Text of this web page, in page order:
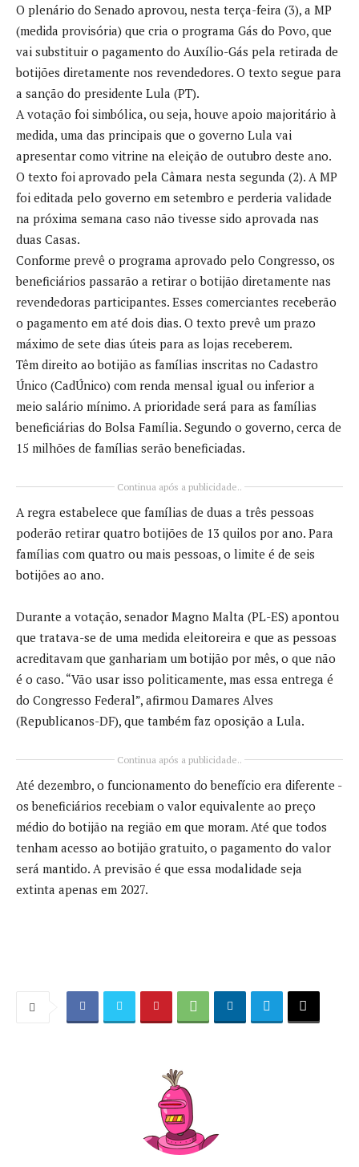
O plenário do Senado aprovou, nesta terça-feira (3), a MP
(medida provisória) que cria o programa Gás do Povo, que
vai substituir o pagamento do Auxílio-Gás pela retirada de
botijões diretamente nos revendedores. O texto segue para
a sanção do presidente Lula (PT).
A votação foi simbólica, ou seja, houve apoio majoritário à
medida, uma das principais que o governo Lula vai
apresentar como vitrine na eleição de outubro deste ano.
O texto foi aprovado pela Câmara nesta segunda (2). A MP
foi editada pelo governo em setembro e perderia validade
na próxima semana caso não tivesse sido aprovada nas
duas Casas.
Conforme prevê o programa aprovado pelo Congresso, os
beneficiários passarão a retirar o botijão diretamente nas
revendedoras participantes. Esses comerciantes receberão
o pagamento em até dois dias. O texto prevê um prazo
máximo de sete dias úteis para as lojas receberem.
Têm direito ao botijão as famílias inscritas no Cadastro
Único (CadÚnico) com renda mensal igual ou inferior a
meio salário mínimo. A prioridade será para as famílias
beneficiárias do Bolsa Família. Segundo o governo, cerca de
15 milhões de famílias serão beneficiadas.
Continua após a publicidade..
A regra estabelece que famílias de duas a três pessoas
poderão retirar quatro botijões de 13 quilos por ano. Para
famílias com quatro ou mais pessoas, o limite é de seis
botijões ao ano.
Durante a votação, senador Magno Malta (PL-ES) apontou
que tratava-se de uma medida eleitoreira e que as pessoas
acreditavam que ganhariam um botijão por mês, o que não
é o caso. “Vão usar isso politicamente, mas essa entrega é
do Congresso Federal”, afirmou Damares Alves
(Republicanos-DF), que também faz oposição a Lula.
Continua após a publicidade..
Até dezembro, o funcionamento do benefício era diferente -
os beneficiários recebiam o valor equivalente ao preço
médio do botijão na região em que moram. Até que todos
tenham acesso ao botijão gratuito, o pagamento do valor
será mantido. A previsão é que essa modalidade seja
extinta apenas em 2027.